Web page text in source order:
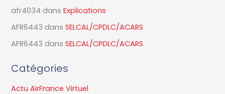
afr4034 dansExplications
AFR6443 dansSELCAL/CPDLC/ACARS
AFR6443 dansSELCAL/CPDLC/ACARS
Catégories
Actu AirFrance Virtuel